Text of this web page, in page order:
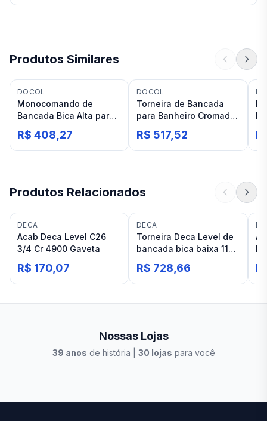
Produtos Similares
DOCOL
Monocomando de
Bancada Bica Alta para
Banheiro Docol Nova
Trio Cromado
R$ 408,27
DOCOL
Torneira de Bancada
para Banheiro Cromado
Docol Presmatic Alfa
R$ 517,52
Produtos Relacionados
DECA
Acab Deca Level C26
3/4 Cr 4900 Gaveta
R$ 170,07
DECA
Torneira Deca Level de
bancada bica baixa 1197
Cromado
R$ 728,66
Nossas Lojas
39 anos de história | 30 lojas para você